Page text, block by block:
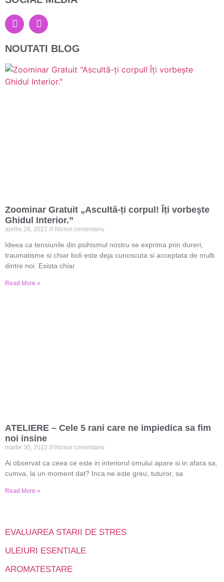
NOUTATI BLOG
Zoominar Gratuit „Ascultă-ți corpul! Îți vorbeşte
Ghidul Interior.”
aprilie 28, 2022 Niciun comentariu
Ideea ca tensiunile din psihismul nostru se exprima prin dureri,
traumatisme si chiar boli este deja cunoscuta si acceptata de multi
dintre noi. Exista chiar
Read More »
ATELIERE – Cele 5 rani care ne impiedica sa fim
noi insine
martie 30, 2022 Niciun comentariu
Ai observat ca ceea ce este in interiorul omului apare si in afara sa,
cumva, la un moment dat? Inca ne este greu, tuturor, sa
Read More »
EVALUAREA STARII DE STRES
ULEIURI ESENTIALE
AROMATESTARE